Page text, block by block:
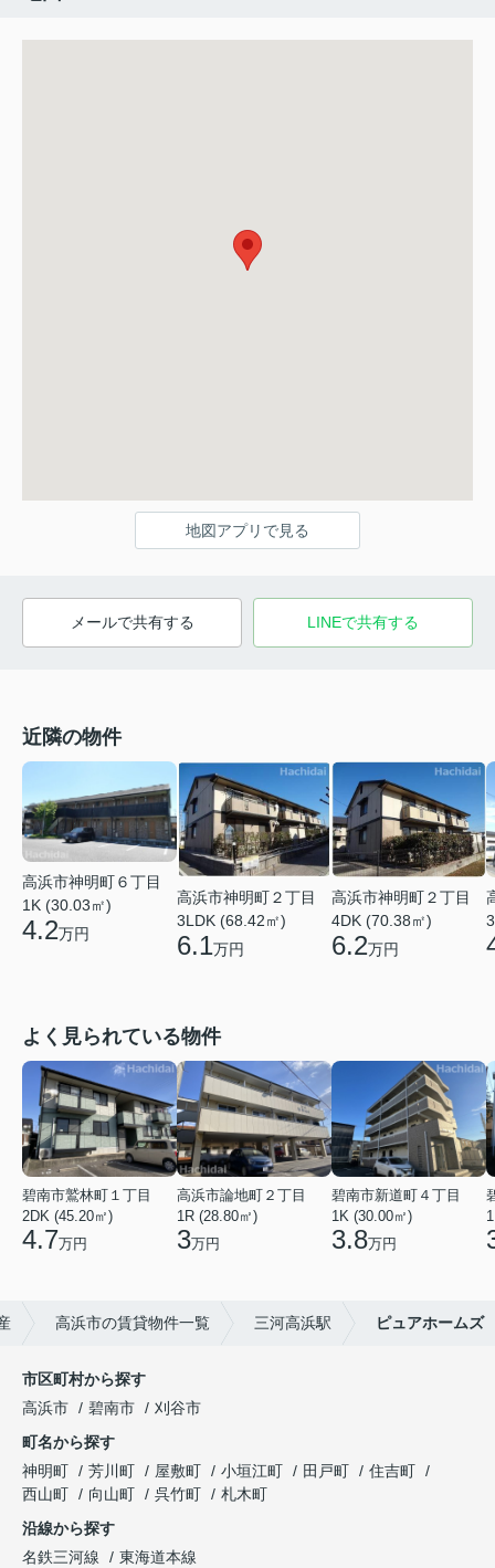
地図アプリで見る
メールで共有する LINEで共有する
近隣の物件
高浜市神明町６丁目
1K (30.03㎡)
4.2万円
高浜市神明町２丁目
3LDK (68.42㎡)
6.1万円
高浜市神明町２丁目
4DK (70.38㎡)
6.2万円
よく見られている物件
碧南市鷲林町１丁目
2DK (45.20㎡)
4.7万円
高浜市論地町２丁目
1R (28.80㎡)
3万円
碧南市新道町４丁目
1K (30.00㎡)
3.8万円
高浜市の賃貸物件一覧 三河高浜駅 ピュアホームズ
市区町村から探す
高浜市
碧南市
刈谷市
町名から探す
神明町
芳川町 屋敷町 小垣江町 田戸町
住吉町
西山町
向山町 呉竹町
札木町
沿線から探す
名鉄三河線
東海道本線